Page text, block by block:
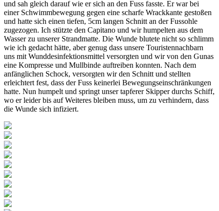
und sah gleich darauf wie er sich an den Fuss fasste. Er war bei
einer Schwimmbewegung gegen eine scharfe Wrackkante gestoßen
und hatte sich einen tiefen, 5cm langen Schnitt an der Fussohle
zugezogen. Ich stützte den Capitano und wir humpelten aus dem
Wasser zu unserer Strandmatte. Die Wunde blutete nicht so schlimm
wie ich gedacht hätte, aber genug dass unsere Touristennachbarn
uns mit Wunddesinfektionsmittel versorgten und wir von den Gunas
eine Kompresse und Mullbinde auftreiben konnten. Nach dem
anfänglichen Schock, versorgten wir den Schnitt und stellten
erleichtert fest, dass der Fuss keinerlei Bewegungseinschränkungen
hatte. Nun humpelt und springt unser tapferer Skipper durchs Schiff,
wo er leider bis auf Weiteres bleiben muss, um zu verhindern, dass
die Wunde sich infiziert.